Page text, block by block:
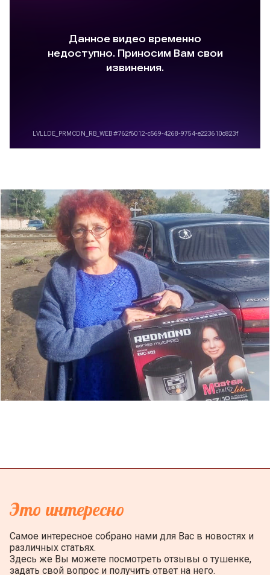
Это интересно
Самое интересное собрано нами для Вас в новостях и
различных статьях.
Здесь же Вы можете посмотреть отзывы о тушенке,
задать свой вопрос и получить ответ на него.